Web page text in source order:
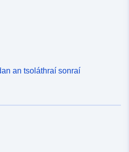
an tsoláthraí sonraí